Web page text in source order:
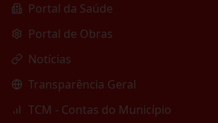
Portal da Saúde
Portal de Obras
Notícias
Transparência Geral
TCM - Contas do Município